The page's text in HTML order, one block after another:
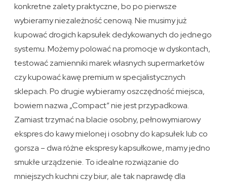
konkretne zalety praktyczne, bo po pierwsze
wybieramy niezależność cenową. Nie musimy już
kupować drogich kapsułek dedykowanych do jednego
systemu. Możemy polować na promocje w dyskontach,
testować zamienniki marek własnych supermarketów
czy kupować kawę premium w specjalistycznych
sklepach. Po drugie wybieramy oszczędność miejsca,
bowiem nazwa „Compact” nie jest przypadkowa.
Zamiast trzymać na blacie osobny, pełnowymiarowy
ekspres do kawy mielonej i osobny do kapsułek lub co
gorsza – dwa różne ekspresy kapsułkowe, mamy jedno
smukłe urządzenie. To idealne rozwiązanie do
mniejszych kuchni czy biur, ale tak naprawdę dla